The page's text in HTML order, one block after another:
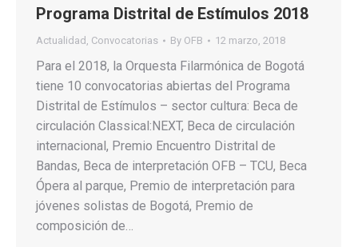
Programa Distrital de Estímulos 2018
Actualidad Convocatorias By OFB 12 marzo, 2018
Para el 2018, la Orquesta Filarmónica de Bogotá
tiene 10 convocatorias abiertas del Programa
Distrital de Estímulos – sector cultura: Beca de
circulación Classical:NEXT, Beca de circulación
internacional, Premio Encuentro Distrital de
Bandas, Beca de interpretación OFB – TCU, Beca
Ópera al parque, Premio de interpretación para
jóvenes solistas de Bogotá, Premio de
composición de…